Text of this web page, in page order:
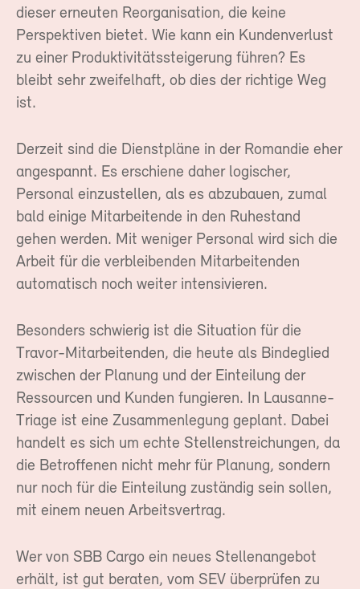
dieser erneuten Reorganisation, die keine
Perspektiven bietet. Wie kann ein Kundenverlust
zu einer Produktivitätssteigerung führen? Es
bleibt sehr zweifelhaft, ob dies der richtige Weg
ist.
Derzeit sind die Dienstpläne in der Romandie eher
angespannt. Es erschiene daher logischer,
Personal einzustellen, als es abzubauen, zumal
bald einige Mitarbeitende in den Ruhestand
gehen werden. Mit weniger Personal wird sich die
Arbeit für die verbleibenden Mitarbeitenden
automatisch noch weiter intensivieren.
Besonders schwierig ist die Situation für die
Travor-Mitarbeitenden, die heute als Bindeglied
zwischen der Planung und der Einteilung der
Ressourcen und Kunden fungieren. In Lausanne-
Triage ist eine Zusammenlegung geplant. Dabei
handelt es sich um echte Stellenstreichungen, da
die Betroffenen nicht mehr für Planung, sondern
nur noch für die Einteilung zuständig sein sollen,
mit einem neuen Arbeitsvertrag.
Wer von SBB Cargo ein neues Stellenangebot
erhält, ist gut beraten, vom SEV überprüfen zu